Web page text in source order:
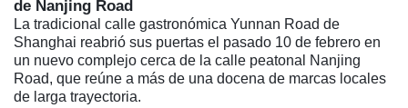
de Nanjing Road
La tradicional calle gastronómica Yunnan Road de
Shanghai reabrió sus puertas el pasado 10 de febrero en
un nuevo complejo cerca de la calle peatonal Nanjing
Road, que reúne a más de una docena de marcas locales
de larga trayectoria.